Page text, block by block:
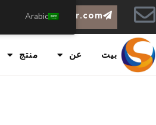
info@chiswear.com
بيت عن منتج
Arabic